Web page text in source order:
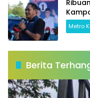
Metro
Berita